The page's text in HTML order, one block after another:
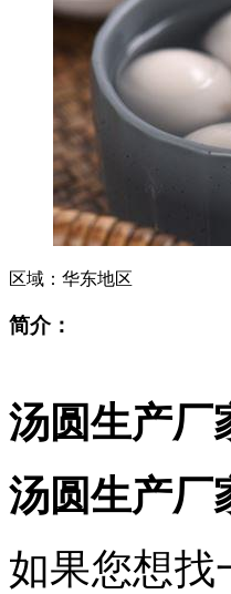
区域： 华东地区
简介：
汤圆生产厂
汤圆生产厂
如果您想找